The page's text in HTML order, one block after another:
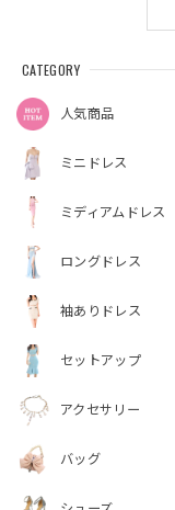
CATEGORY
人気商品
ミニドレス
ミディアムドレス
ロングドレス
袖ありドレス
セットアップ
アクセサリー
バッグ